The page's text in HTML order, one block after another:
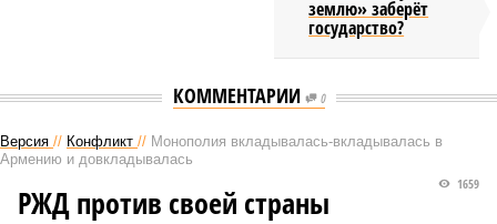
землю» заберёт
государство?
КОММЕНТАРИИ 0
Версия // Конфликт // Монополия вкладывалась-вкладывалась в
Армению и довкладывалась
1659
РЖД против своей страны